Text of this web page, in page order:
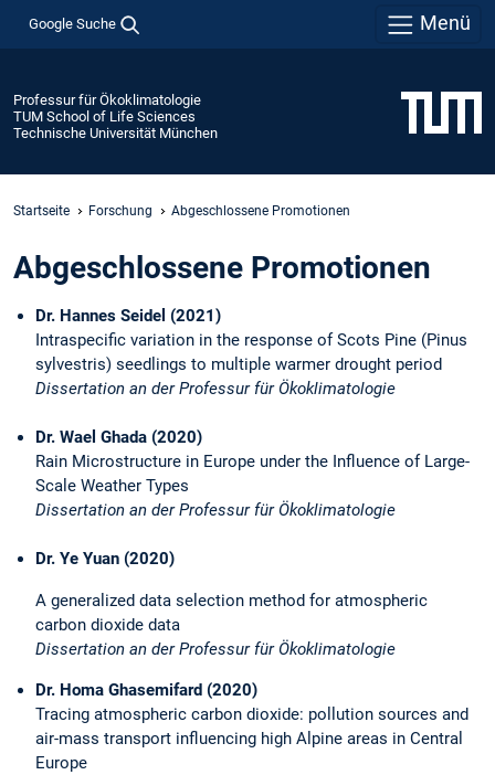
Google Suche Menü
Professur für Ökoklimatologie
TUM School of Life Sciences
Technische Universität München
Startseite Forschung Abgeschlossene Promotionen
Abgeschlossene Promotionen
Dr. Hannes Seidel (2021)
Intraspecific variation in the response of Scots Pine (Pinus
sylvestris) seedlings to multiple warmer drought period
Dissertation an der Professur für Ökoklimatologie
Dr. Wael Ghada (2020)
Rain Microstructure in Europe under the Influence of Large-
Scale Weather Types
Dissertation an der Professur für Ökoklimatologie
Dr. Ye Yuan (2020)
A generalized data selection method for atmospheric
carbon dioxide data
Dissertation an der Professur für Ökoklimatologie
Dr. Homa Ghasemifard (2020)
Tracing atmospheric carbon dioxide: pollution sources and
air-mass transport influencing high Alpine areas in Central
Europe